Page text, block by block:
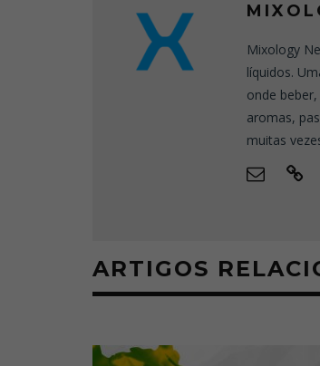
Mixology
líquidos.
onde
aromas,
muitas
ARTIGOS